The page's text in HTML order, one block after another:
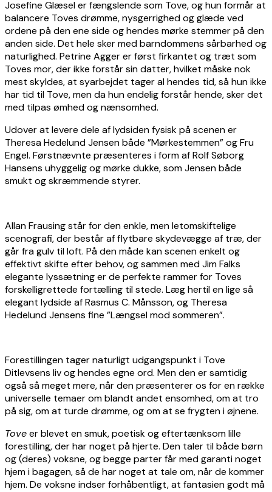
Josefine Glæsel er fængslende som Tove, og hun formår at
balancere Toves drømme, nysgerrighed og glæde ved
ordene på den ene side og hendes mørke stemmer på den
anden side. Det hele sker med barndommens sårbarhed og
naturlighed. Petrine Agger er først firkantet og træt som
Toves mor, der ikke forstår sin datter, hvilket måske nok
mest skyldes, at syarbejdet tager al hendes tid, så hun ikke
har tid til Tove, men da hun endelig forstår hende, sker det
med tilpas ømhed og nænsomhed.
Udover at levere dele af lydsiden fysisk på scenen er
Theresa Hedelund Jensen både ”Mørkestemmen” og Fru
Engel. Førstnævnte præsenteres i form af Rolf Søborg
Hansens uhyggelig og mørke dukke, som Jensen både
smukt og skræmmende styrer.
Allan Frausing står for den enkle, men letomskiftelige
scenografi, der består af flytbare skydevægge af træ, der
går fra gulv til loft. På den måde kan scenen enkelt og
effektivt skifte efter behov, og sammen med Jim Falks
elegante lyssætning er de perfekte rammer for Toves
forskelligrettede fortælling til stede. Læg hertil en lige så
elegant lydside af Rasmus C. Månsson, og Theresa
Hedelund Jensens fine ”Længsel mod sommeren”.
Forestillingen tager naturligt udgangspunkt i Tove
Ditlevsens liv og hendes egne ord. Men den er samtidig
også så meget mere, når den præsenterer os for en række
universelle temaer om blandt andet ensomhed, om at tro
på sig, om at turde drømme, og om at se frygten i øjnene.
Toveer blevet en smuk, poetisk og eftertænksom lille
forestilling, der har noget på hjerte. Den taler til både børn
og (deres) voksne, og begge parter får med garanti noget
hjem i bagagen, så de har noget at tale om, når de kommer
hjem. De voksne indser forhåbentligt, at fantasien godt må